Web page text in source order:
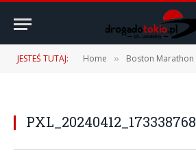
JESTEŚ TUTAJ: Home » Boston Marathon
PXL_20240412_173338768